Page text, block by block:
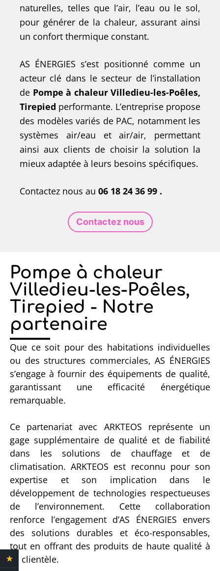
naturelles, telles que l’air, l’eau ou le sol,
pour générer de la chaleur, assurant ainsi
un confort thermique constant.
AS ÉNERGIES s’est positionné comme un
acteur clé dans le secteur de l’installation
de Pompe à chaleur Villedieu-les-Poêles,
Tirepied performante. L’entreprise propose
des modèles variés de PAC, notamment les
systèmes air/eau et air/air, permettant
ainsi aux clients de choisir la solution la
mieux adaptée à leurs besoins spécifiques.
Contactez nous au 06 18 24 36 99 .
Contactez nous
Pompe à chaleur
Villedieu-les-Poêles,
Tirepied - Notre
partenaire
Que ce soit pour des habitations individuelles
ou des structures commerciales, AS ÉNERGIES
s’engage à fournir des équipements de qualité,
garantissant une efficacité énergétique
remarquable.
Ce partenariat avec ARKTEOS représente un
gage supplémentaire de qualité et de fiabilité
dans les solutions de chauffage et de
climatisation. ARKTEOS est reconnu pour son
expertise et son implication dans le
développement de technologies respectueuses
de l’environnement. Cette collaboration
renforce l’engagement d’AS ÉNERGIES envers
des solutions durables et éco-responsables,
tout en offrant des produits de haute qualité à
sa clientèle.
★ 4.4 Avis clients